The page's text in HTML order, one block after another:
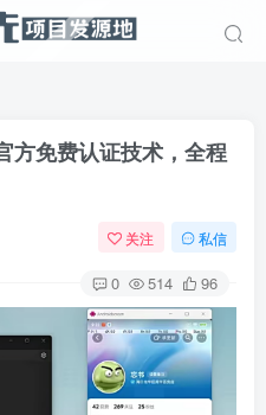
方免费认证技术，全程
关注 私信
0 514 96